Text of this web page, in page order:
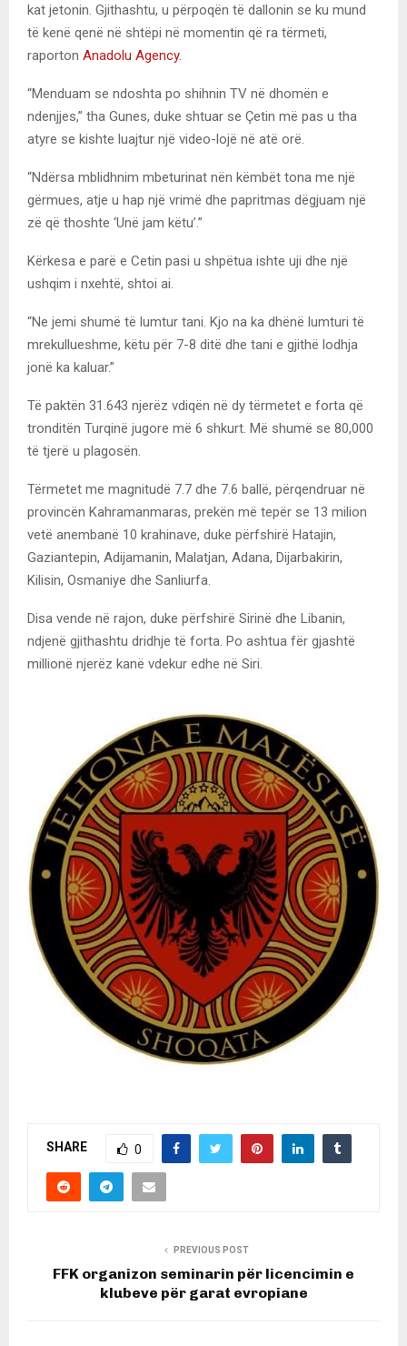
kat jetonin. Gjithashtu, u përpoqën të dallonin se ku mund
të kenë qenë në shtëpi në momentin që ra tërmeti,
raporton Anadolu Agency.
“Menduam se ndoshta po shihnin TV në dhomën e
ndenjjes,” tha Gunes, duke shtuar se Çetin më pas u tha
atyre se kishte luajtur një video-lojë në atë orë.
“Ndërsa mblidhnim mbeturinat nën këmbët tona me një
gërmues, atje u hap një vrimë dhe papritmas dëgjuam një
zë që thoshte ‘Unë jam këtu’.”
Kërkesa e parë e Cetin pasi u shpëtua ishte uji dhe një
ushqim i nxehtë, shtoi ai.
“Ne jemi shumë të lumtur tani. Kjo na ka dhënë lumturi të
mrekullueshme, këtu për 7-8 ditë dhe tani e gjithë lodhja
jonë ka kaluar.”
Të paktën 31.643 njerëz vdiqën në dy tërmetet e forta që
tronditën Turqinë jugore më 6 shkurt. Më shumë se 80,000
të tjerë u plagosën.
Tërmetet me magnitudë 7.7 dhe 7.6 ballë, përqendruar në
provincën Kahramanmaras, prekën më tepër se 13 milion
vetë anembanë 10 krahinave, duke përfshirë Hatajin,
Gaziantepin, Adijamanin, Malatjan, Adana, Dijarbakirin,
Kilisin, Osmaniye dhe Sanliurfa.
Disa vende në rajon, duke përfshirë Sirinë dhe Libanin,
ndjenë gjithashtu dridhje të forta. Po ashtua fër gjashtë
millionë njerëz kanë vdekur edhe në Siri.
SHARE 0
PREVIOUS POST
FFK organizon seminarin për licencimin e
klubeve për garat evropiane